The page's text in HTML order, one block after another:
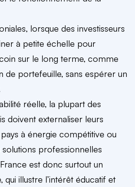
lorsque des investisseurs
à petite échelle pour
sur le long terme, comme
de portefeuille, sans espérer un
réelle, la plupart des
doivent externaliser leurs
à énergie compétitive ou
professionnelles
est donc surtout un
qui illustre l’intérêt éducatif et